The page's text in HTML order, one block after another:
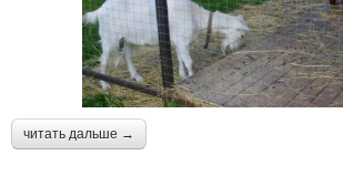
читать дальше →